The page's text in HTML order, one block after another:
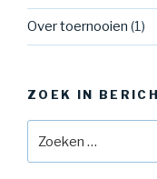
Over toernooien (1)
ZOEK IN
naar: